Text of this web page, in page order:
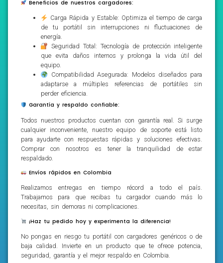
Beneficios de nuestros cargadores:
Carga Rápida y Estable: Optimiza el tiempo de carga
de tu portátil sin interrupciones ni fluctuaciones de
energía.
Seguridad Total: Tecnología de protección inteligente
que evita daños internos y prolonga la vida útil del
equipo.
Compatibilidad Asegurada: Modelos diseñados para
adaptarse a múltiples referencias de portátiles sin
perder eficiencia.
Garantía y respaldo confiable:
Todos nuestros productos cuentan con garantía real. Si surge
cualquier inconveniente, nuestro equipo de soporte está listo
para ayudarte con respuestas rápidas y soluciones efectivas.
Comprar con nosotros es tener la tranquilidad de estar
respaldado.
Envíos rápidos en Colombia
Realizamos entregas en tiempo récord a todo el país.
Trabajamos para que recibas tu cargador cuando más lo
necesitas, sin demoras ni complicaciones.
¡Haz tu pedido hoy y experimenta la diferencia!
No pongas en riesgo tu portátil con cargadores genéricos o de
baja calidad. Invierte en un producto que te ofrece potencia,
seguridad, garantía y el mejor respaldo en Colombia.